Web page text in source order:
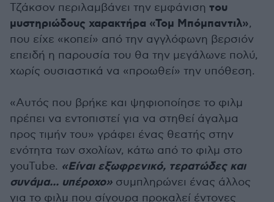
Τζάκσον περιλαμβάνει την εμφάνιση του
μυστηριώδους χαρακτήρα «Τομ Μπόμπαντιλ»,
που είχε «κοπεί» από την αγγλόφωνη βερσιόν
επειδή η παρουσία του θα την μεγάλωνε πολύ,
χωρίς ουσιαστικά να «προωθεί» την υπόθεση.
«Αυτός που βρήκε και ψηφιοποίησε το φιλμ
πρέπει να εντοπιστεί για να στηθεί άγαλμα
προς τιμήν του» γράφει ένας θεατής στην
ενότητα των σχολίων, κάτω από το φιλμ στο
youTube. «Είναι εξωφρενικό, τερατώδες και
συνάμα... υπέροχο» συμπληρώνει ένας άλλος
για το φιλμ που σίγουρα προκαλεί έντονες